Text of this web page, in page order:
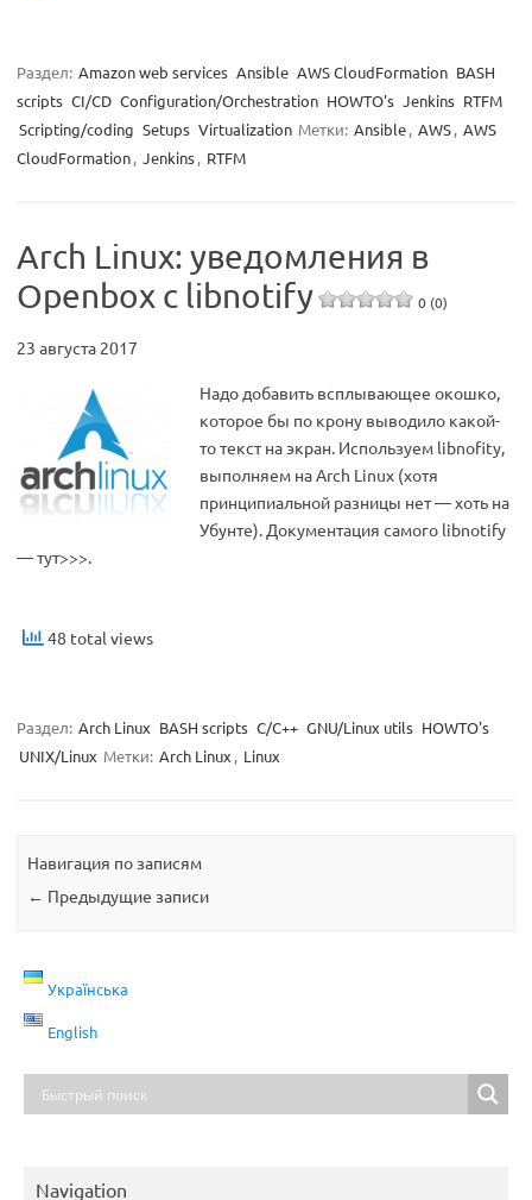
Раздел: Amazon web services Ansible AWS CloudFormation BASH
scripts CI/CD Configuration/Orchestration HOWTO's Jenkins RTFM
Scripting/coding Setups Virtualization Метки: Ansible, AWS, AWS
CloudFormation, Jenkins, RTFM
Arch Linux: уведомления в
Openbox с libnotify
0 (0)
23 августа 2017
Надо добавить всплывающее окошко,
которое бы по крону выводило какой-
то текст на экран. Используем libnofity,
выполняем на Arch Linux (хотя
принципиальной разницы нет — хоть на
Убунте). Документация самого libnotify
— тут>>>.
48 total views
Раздел: Arch Linux BASH scripts C/C++ GNU/Linux utils HOWTO's
UNIX/Linux Метки: Arch Linux , Linux
Навигация по записям
← Предыдущие записи
Українська
English
Navigation